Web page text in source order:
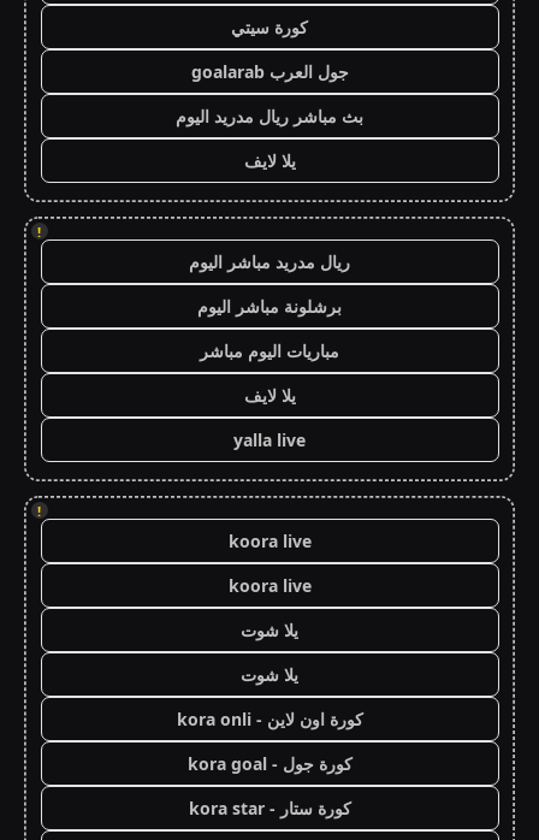
كورة سيتي
جول العرب goalarab
بث مباشر ريال مدريد اليوم
يلا لايف
!
ريال مدريد مباشر اليوم
برشلونة مباشر اليوم
مباريات اليوم مباشر
يلا لايف
yalla live
!
koora live
koora live
يلا شوت
يلا شوت
كورة اون لاين - kora onli
كورة جول - kora goal
كورة ستار - kora star